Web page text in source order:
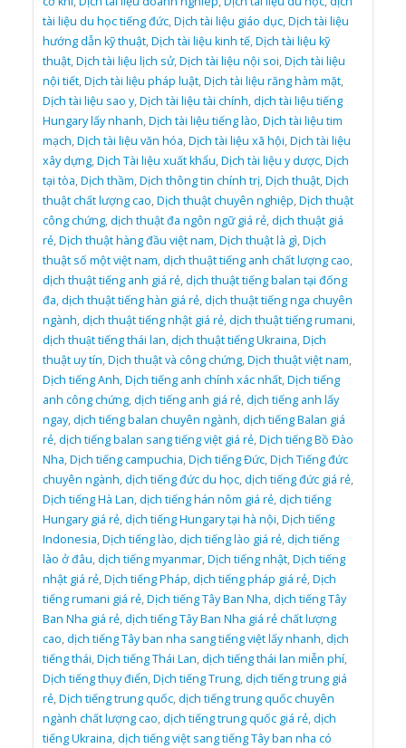
tài liệu du học tiếng đức,Dịch tài liệu giáo dục,Dịch tài liệu
hướng dẫn kỹ thuật,Dịch tài liệu kinh tế,Dịch tài liệu kỹ
thuật,Dịch tài liệu lịch sử,Dịch tài liệu nội soi,Dịch tài liệu
nội tiết,Dịch tài liệu pháp luật,Dịch tài liệu răng hàm mặt,
Dịch tài liệu sao y,Dịch tài liệu tài chính,dịch tài liệu tiếng
Hungary lấy nhanh,Dịch tài liệu tiếng lào,Dịch tài liệu tim
mạch,Dịch tài liệu văn hóa,Dịch tài liệu xã hội,Dịch tài liệu
xây dựng,Dịch Tài liệu xuất khẩu,Dịch tài liệu y dược,Dịch
tại tòa,Dịch thầm,Dịch thông tin chính trị,Dịch thuật,Dịch
thuật chất lượng cao,Dịch thuật chuyên nghiệp,Dịch thuật
công chứng,dịch thuật đa ngôn ngữ giá rẻ,dịch thuật giá
rẻ,Dịch thuật hàng đầu việt nam,Dịch thuật là gì,Dịch
thuật số một việt nam,dịch thuật tiếng anh chất lượng cao,
dịch thuật tiếng anh giá rẻ,dịch thuật tiếng balan tại đống
đa,dịch thuật tiếng hàn giá rẻ,dịch thuật tiếng nga chuyên
ngành,dịch thuật tiếng nhật giá rẻ,dịch thuật tiếng rumani,
dịch thuật tiếng thái lan,dịch thuật tiếng Ukraina,Dịch
thuật uy tín,Dịch thuật và công chứng,Dịch thuật việt nam,
Dịch tiếng Anh,Dịch tiếng anh chính xác nhất,Dịch tiếng
anh công chứng,dịch tiếng anh giá rẻ,dịch tiếng anh lấy
ngay,dịch tiếng balan chuyên ngành,dịch tiếng Balan giá
rẻ,dịch tiếng balan sang tiếng việt giá rẻ,Dịch tiếng Bồ Đào
Nha,Dịch tiếng campuchia,Dịch tiếng Đức,Dịch Tiếng đức
chuyên ngành,dịch tiếng đức du học,dịch tiếng đức giá rẻ,
Dịch tiếng Hà Lan,dịch tiếng hán nôm giá rẻ,dịch tiếng
Hungary giá rẻ,dịch tiếng Hungary tại hà nội,Dịch tiếng
Indonesia,Dịch tiếng lào,dịch tiếng lào giá rẻ,dịch tiếng
lào ở đâu,dịch tiếng myanmar,Dịch tiếng nhật,Dịch tiếng
nhật giá rẻ,Dịch tiếng Pháp,dịch tiếng pháp giá rẻ,Dịch
tiếng rumani giá rẻ,Dịch tiếng Tây Ban Nha,dịch tiếng Tây
Ban Nha giá rẻ,dịch tiếng Tây Ban Nha giá rẻ chất lượng
cao,dịch tiếng Tây ban nha sang tiếng việt lấy nhanh,dịch
tiếng thái,Dịch tiếng Thái Lan,dịch tiếng thái lan miễn phí,
Dịch tiếng thụy điển,Dịch tiếng Trung,dịch tiếng trung giá
rẻ,Dịch tiếng trung quốc,dịch tiếng trung quốc chuyên
ngành chất lượng cao,dịch tiếng trung quốc giá rẻ,dịch
tiếng Ukraina,dịch tiếng việt sang tiếng Tây ban nha có